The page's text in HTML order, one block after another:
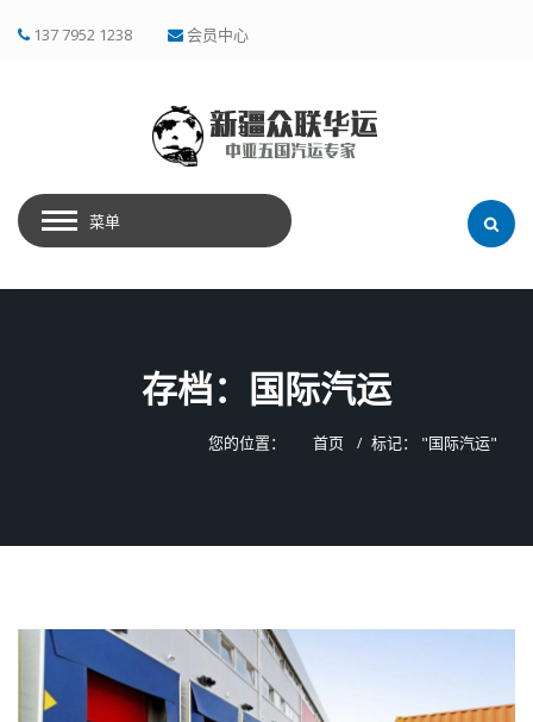
137 7952 1238 会员中心
菜单
存档：国际汽运
您的位置： 首页 标记： "国际汽运"